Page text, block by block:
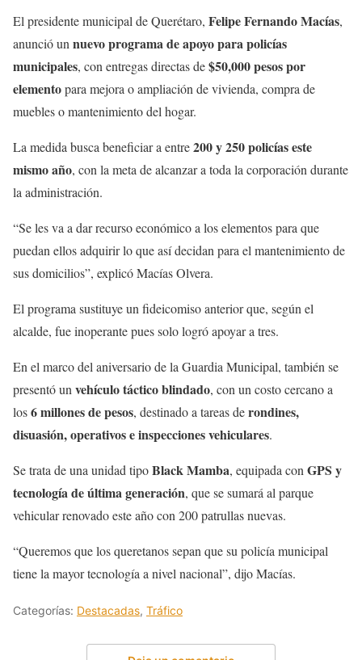
El presidente municipal de Querétaro, Felipe Fernando Macías,
anunció un nuevo programa de apoyo para policías
municipales, con entregas directas de$50,000 pesos por
elementopara mejora o ampliación de vivienda, compra de
muebles o mantenimiento del hogar.
La medida busca beneficiar a entre200 y 250 policías este
mismo año, con la meta de alcanzar a toda la corporación durante
la administración.
“Se les va a dar recurso económico a los elementos para que
puedan ellos adquirir lo que así decidan para el mantenimiento de
sus domicilios”, explicó Macías Olvera.
El programa sustituye un fideicomiso anterior que, según el
alcalde, fue inoperante pues solo logró apoyar a tres.
En el marco del aniversario de la Guardia Municipal, también se
presentó un vehículo táctico blindado, con un costo cercano a
los6 millones de pesos, destinado a tareas derondines,
disuasión, operativos e inspecciones vehiculares.
Se trata de una unidad tipoBlack Mamba, equipada con GPS y
tecnología de última generación, que se sumará al parque
vehicular renovado este año con 200 patrullas nuevas.
“Queremos que los queretanos sepan que su policía municipal
tiene la mayor tecnología a nivel nacional”, dijo Macías.
Categorías: Destacadas, Tráfico